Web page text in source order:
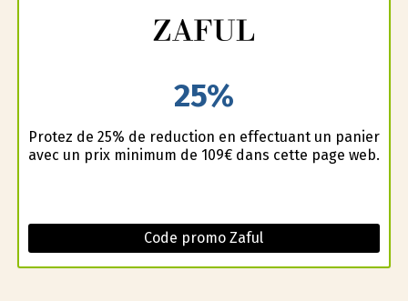
25%
Profitez de 25% de reduction en effectuant un panier
avec un prix minimum de 109€ dans cette page web.
Code promo Zaful